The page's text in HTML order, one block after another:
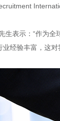
生表示：“作为
经验丰富，这